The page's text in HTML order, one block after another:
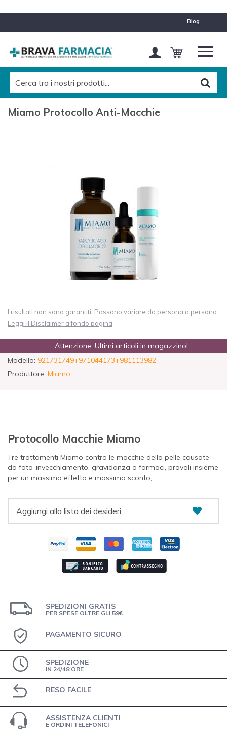
blog
Miamo Protocollo Anti-Macchie
I risultati non sono garantiti. Possono variare da persona a persona.
Leggi il Disclaimer a fondo pagina
Attenzione: Ultimi articoli in magazzino!
Modello: 921731749+971044173+981113982
Produttore: Miamo
Protocollo Macchie Miamo
Tre trattamenti Miamo contro le macchie della pelle causate
da foto-invecchiamento, gravidanza o farmaci, provali insieme
per un massimo effetto e massimo sconto,
Aggiungi alla lista dei desideri
SPEDIZIONI GRATIS
PER SPESE OLTRE GLI 59€
PAGAMENTO SICURO
SPEDIZIONE
IN 24/48 ORE
RESO FACILE
ASSISTENZA CLIENTI
E ORDINI TELEFONICI